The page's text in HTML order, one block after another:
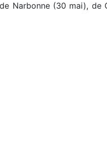
Narbonne (30 mai), de